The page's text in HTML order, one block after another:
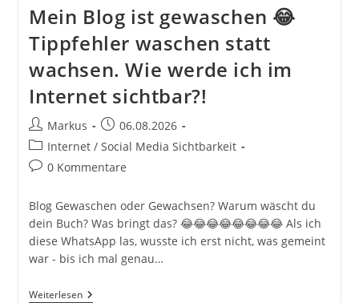
Mein Blog ist gewaschen 😂
Tippfehler waschen statt
wachsen. Wie werde ich im
Internet sichtbar?!
Beitrags-
Autor:
Markus
Beitrag
veröffentlicht:
06.08.2026
Beitrags-
Kategorie:
Internet / Social Media Sichtbarkeit
Beitrags-
0 Kommentare
Blog Gewaschen oder Gewachsen? Warum wäscht du
dein Buch? Was bringt das? 😂😂😂😂😂😂😂😂 Als ich
diese WhatsApp las, wusste ich erst nicht, was gemeint
war - bis ich mal genau…
WeiterlesenMein